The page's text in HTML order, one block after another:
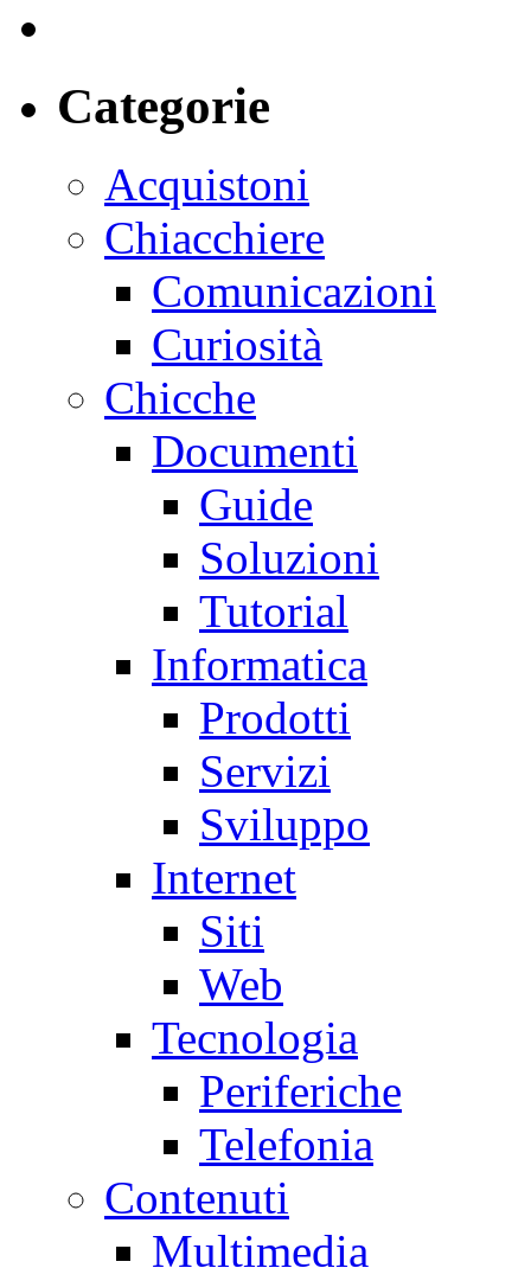
Categorie
Acquistoni
Chiacchiere
Comunicazioni
Curiosità
Chicche
Documenti
Guide
Soluzioni
Tutorial
Informatica
Prodotti
Servizi
Sviluppo
Internet
Siti
Web
Tecnologia
Periferiche
Telefonia
Contenuti
Multimedia